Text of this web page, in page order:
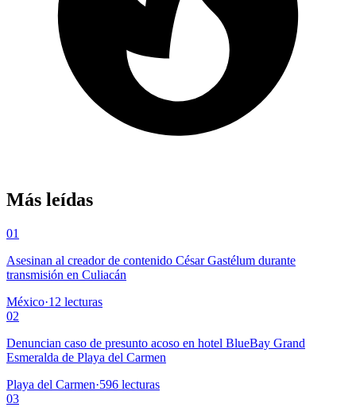
Más leídas
01
Asesinan al creador de contenido César Gastélum durante
transmisión en Culiacán
México·12 lecturas
02
Denuncian caso de presunto acoso en hotel BlueBay Grand
Esmeralda de Playa del Carmen
Playa del Carmen·596 lecturas
03